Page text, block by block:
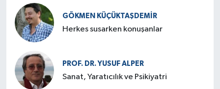
GÖKMEN KÜÇÜKTAŞDEMIR
Herkes susarken konuşanlar
PROF. DR. YUSUF ALPER
Sanat, Yaratıcılık ve Psikiyatri